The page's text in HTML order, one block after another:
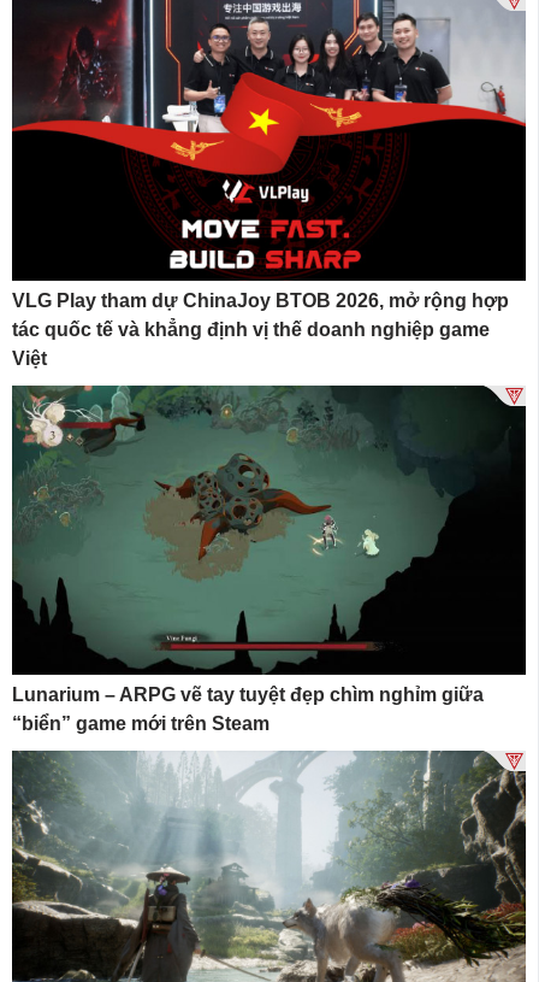
VLG Play tham dự ChinaJoy BTOB 2026, mở rộng hợp
tác quốc tế và khẳng định vị thế doanh nghiệp game
Việt
Lunarium – ARPG vẽ tay tuyệt đẹp chìm nghỉm giữa
“biển” game mới trên Steam